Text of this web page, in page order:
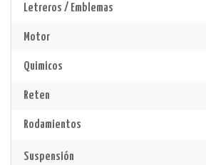
Letreros / Emblemas
Motor
Quimicos
Reten
Rodamientos
Suspensión